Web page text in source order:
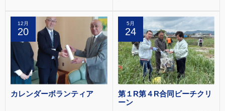
12月
20
カレンダーボランティア
5月
24
第１R第４R合同ビーチクリ
ーン